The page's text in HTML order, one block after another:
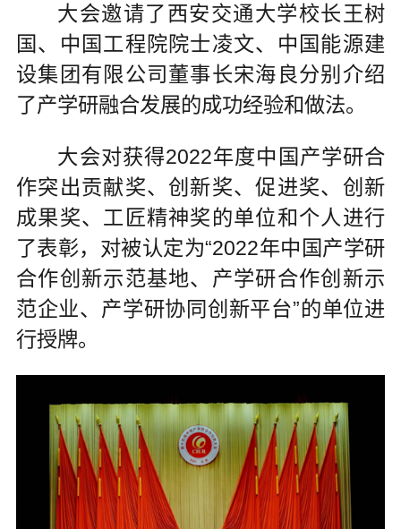
大会邀请了西安交通大学校长王树
国、中国工程院院士凌文、中国能源建
设集团有限公司董事长宋海良分别介绍
了产学研融合发展的成功经验和做法。
大会对获得2022年度中国产学研合
作突出贡献奖、创新奖、促进奖、创新
成果奖、工匠精神奖的单位和个人进行
了表彰，对被认定为“2022年中国产学研
合作创新示范基地、产学研合作创新示
范企业、产学研协同创新平台”的单位进
行授牌。